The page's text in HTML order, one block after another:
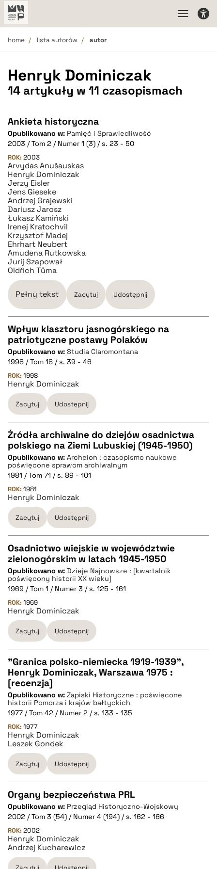
home lista autorów autor
Henryk Dominiczak
14 artykuły w 11 czasopismach
Ankieta historyczna
Opublikowano w: Pamięć i Sprawiedliwość
2003 / Tom 2 / Numer 1 (3) / s. 23 - 50
ROK: 2003
Arvydas Anušauskas
Henryk Dominiczak
Jerzy Eisler
Jens Gieseke
Andrzej Grajewski
Dariusz Jarosz
Łukasz Kamiński
Irenej Kratochvil
Krzysztof Madej
Ehrhart Neubert
Amudena Rutkowska
Jurij Szapował
Oldřich Tůma
Pełny tekst Zacytuj Udostępnij
CZYSTY TEKST
pobierz cytat
BIBTEX
pobierz cytat
Wpływ klasztoru jasnogórskiego na
patriotyczne postawy Polaków
Opublikowano w: Studia Claromontana
1998 / Tom 18 / s. 39 - 46
ROK: 1998
Henryk Dominiczak
Zacytuj Udostępnij
CZYSTY TEKST
pobierz cytat
BIBTEX
pobierz cytat
Źródła archiwalne do dziejów osadnictwa
polskiego na Ziemi Lubuskiej (1945-1950)
Opublikowano w: Archeion : czasopismo naukowe
poświęcone sprawom archiwalnym
1981 / Tom 71 / s. 89 - 101
ROK: 1981
Henryk Dominiczak
Zacytuj Udostępnij
CZYSTY TEKST
pobierz cytat
BIBTEX
pobierz cytat
Osadnictwo wiejskie w województwie
zielonogórskim w latach 1945-1950
Opublikowano w: Dzieje Najnowsze : [kwartalnik
poświęcony historii XX wieku]
1969 / Tom 1 / Numer 3 / s. 125 - 161
ROK: 1969
Henryk Dominiczak
Zacytuj Udostępnij
CZYSTY TEKST
pobierz cytat
BIBTEX
pobierz cytat
"Granica polsko-niemiecka 1919-1939",
Henryk Dominiczak, Warszawa 1975 :
[recenzja]
Opublikowano w: Zapiski Historyczne : poświęcone
historii Pomorza i krajów bałtyckich
1977 / Tom 42 / Numer 2 / s. 133 - 135
ROK: 1977
Henryk Dominiczak
Leszek Gondek
Zacytuj Udostępnij
CZYSTY TEKST
pobierz cytat
Organy bezpieczeństwa PRL
Opublikowano w: Przegląd Historyczno-Wojskowy
2002 / Tom 3 (54) / Numer 4 (194) / s. 162 - 166
ROK: 2002
Henryk Dominiczak
Andrzej Kucharewicz